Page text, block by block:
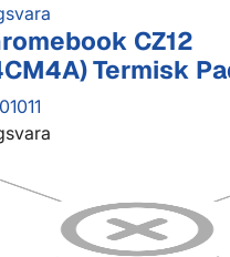
CZ12
Termisk